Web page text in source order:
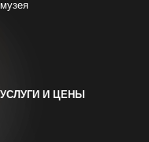
музея
УСЛУГИ И ЦЕНЫ